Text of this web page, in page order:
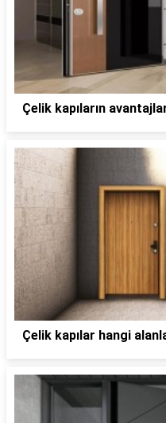
Çelik kapıların
Çelik kapılar hangi